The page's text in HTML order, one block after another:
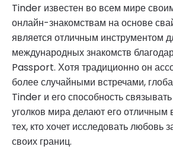
Tinder известен во всем мире
онлайн-знакомствам на основе
является отличным инструментом
международных знакомств
Passport. Хотя традиционно он
более случайными встречами,
Tinder и его способность
уголков мира делают его отличным
тех, кто хочет исследовать любовь
своих границ.